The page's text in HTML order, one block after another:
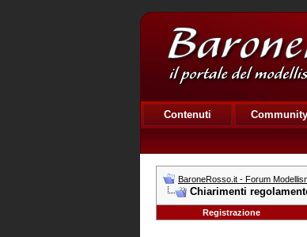
Contenuti Community
BaroneRosso.it - Forum
Chiarimenti
Registrazione